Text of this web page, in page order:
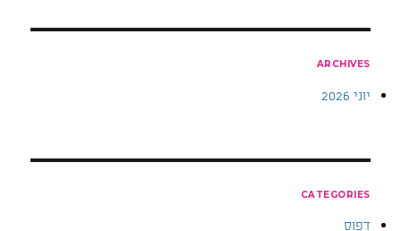
ARCHIVES
יוני 2026
CATEGORIES
דפוס